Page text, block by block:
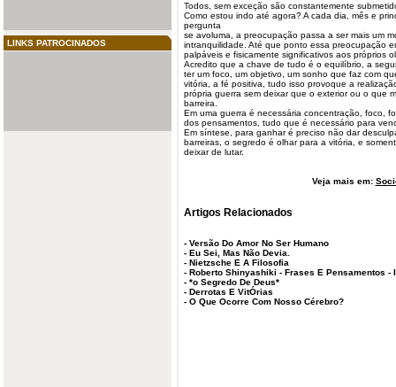
LINKS PATROCINADOS
Todos, sem exceção são constantemente
Como estou indo até agora? A cada dia, mês e
pergunta
se avoluma, a preocupação passa a ser mais um
intranquilidade. Até que ponto essa preocupação
palpáveis e fisicamente significativos aos próprios
Acredito que a chave de tudo é o equilíbrio, a
ter um foco, um objetivo, um sonho que faz com
vitória, a fé positiva, tudo isso provoque a
própria guerra sem deixar que o exterior ou o que
barreira.
Em uma guerra é necessária concentração, foco,
dos pensamentos, tudo que é necessário para
Em síntese, para ganhar é preciso não dar
barreiras, o segredo é olhar para a vitória, e
deixar de lutar.
Veja mais em:
Artigos Relacionados
- Versão Do Amor No Ser Humano
- Eu Sei, Mas Não Devia.
- Nietzsche E A Filosofia
- Roberto Shinyashiki - Frases E Pensamentos -
- *o Segredo De Deus*
- Derrotas E VitÓrias
- O Que Ocorre Com Nosso Cérebro?